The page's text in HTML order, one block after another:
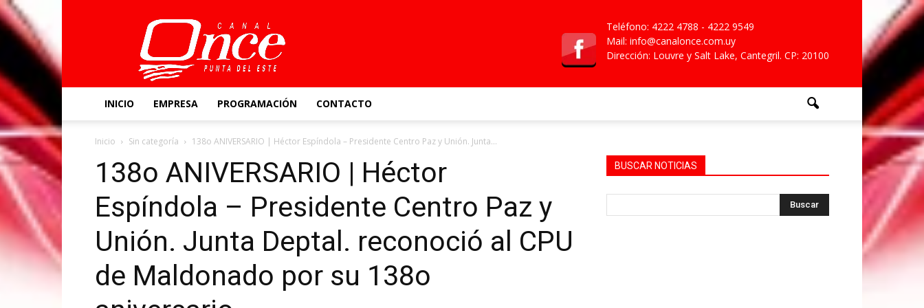
Canal
Once
Teléfono: 4222 4788 - 4222 9549
Mail: info@canalonce.com.uy
Dirección: Louvre y Salt Lake, Cantegril. CP: 20100
INICIO EMPRESA PROGRAMACIÓN CONTACTO
Inicio Sin categoría 138o ANIVERSARIO | Héctor Espíndola – Presidente Centro Paz y Unión. Junta...
138o ANIVERSARIO | Héctor
Espíndola – Presidente Centro Paz y
Unión. Junta Deptal. reconoció al CPU
de Maldonado por su 138o
BUSCAR NOTICIAS